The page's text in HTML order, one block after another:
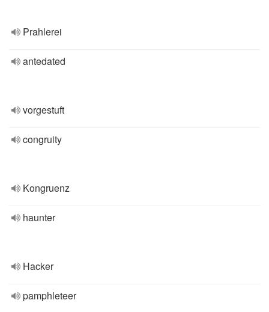
Prahlerei
antedated
vorgestuft
congruity
Kongruenz
haunter
Hacker
pamphleteer